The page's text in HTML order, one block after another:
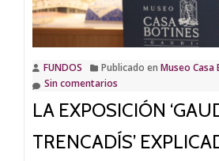
de
FUNDOS Publicado en Museo Casa
Sin comentarios
LA EXPOSICIÓN
TRENCADÍS’